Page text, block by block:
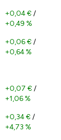
+0,04 € /
+0,49 %
+0,06 € /
+0,64 %
+0,07 € /
+1,06 %
+0,34 € /
+4,73 %